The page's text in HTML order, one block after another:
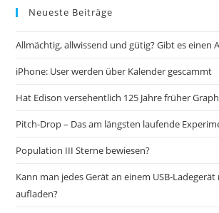
Neueste Beiträge
Allmächtig, allwissend und gütig? Gibt es einen
iPhone: User werden über Kalender gescammt
Hat Edison versehentlich 125 Jahre früher
Pitch-Drop – Das am längsten laufende
Population III Sterne bewiesen?
Kann man jedes Gerät an einem USB-
aufladen?